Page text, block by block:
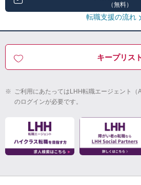
（無料）
転職支援の流れ
キープリスト
※ ご利用にあたってはLHH転職エージェント
のログインが必要です。